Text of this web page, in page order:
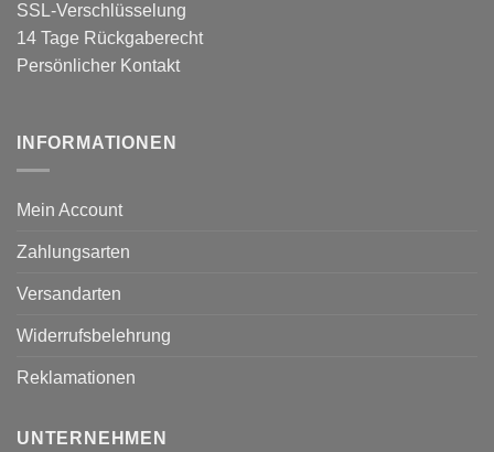
SSL-Verschlüsselung
14 Tage Rückgaberecht
Persönlicher Kontakt
INFORMATIONEN
Mein Account
Zahlungsarten
Versandarten
Widerrufsbelehrung
Reklamationen
UNTERNEHMEN